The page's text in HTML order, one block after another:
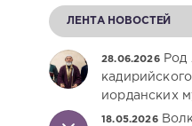
ЛЕНТА НОВОСТЕЙ
28.06.2026
Род
иорданских
18.05.2026